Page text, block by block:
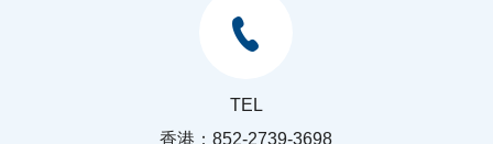
TEL
香港：852-2739-3698